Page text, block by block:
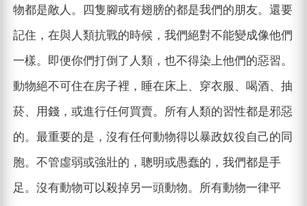
物都是敵人。四隻腳或有翅膀的都是我們的朋友。還要
記住，在與人類抗戰的時候，我們絕對不能變成像他們
一樣。即便你們打倒了人類，也不得染上他們的惡習。
動物絕不可住在房子裡，睡在床上、穿衣服、喝酒、抽
菸、用錢，或進行任何買賣。所有人類的習性都是邪惡
的。最重要的是，沒有任何動物得以暴政奴役自己的同
胞。不管虛弱或強壯的，聰明或愚蠢的，我們都是手
足。沒有動物可以殺掉另一頭動物。所有動物一律平